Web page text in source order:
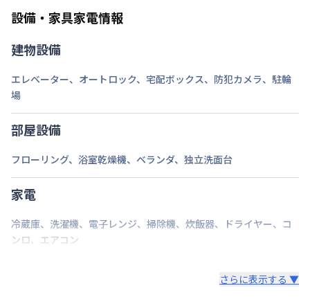
設備・家具家電情報
建物設備
エレベーター、 オートロック、 宅配ボックス、 防犯カメラ、 駐輪
場
部屋設備
フローリング、 浴室乾燥機、 ベランダ、 独立洗面台
家電
冷蔵庫、 洗濯機、 電子レンジ、 掃除機、 炊飯器、 ドライヤー、 コ
ンロ、 エアコン
さらに表示する ▼